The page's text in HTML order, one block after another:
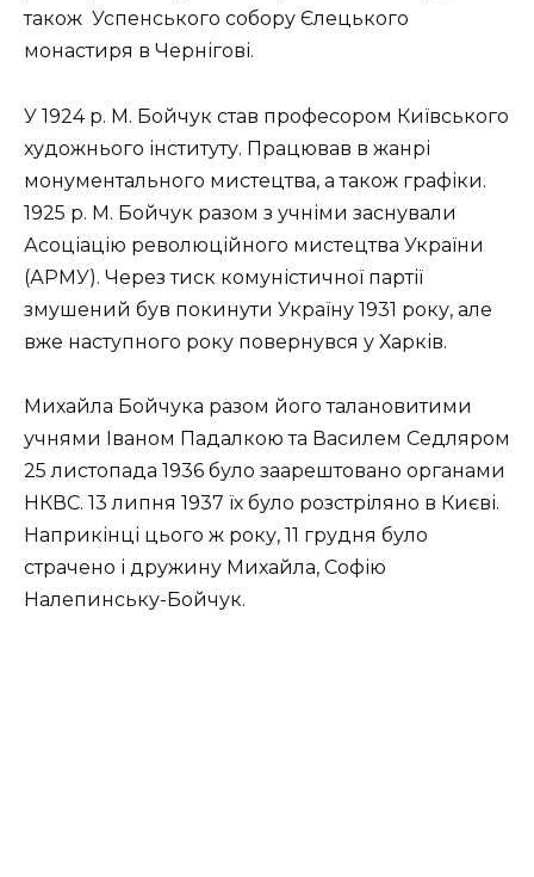
також Успенського собору Єлецького
монастиря в Чернігові.
У 1924 р. М. Бойчук став професором Київського
художнього інституту. Працював в жанрі
монументального мистецтва, а також графіки.
1925 р. М. Бойчук разом з учніми заснували
Асоціацію революційного мистецтва України
(АРМУ). Через тиск комуністичної партії
змушений був покинути Україну 1931 року, але
вже наступного року повернувся у Харків.
Михайла Бойчука разом його талановитими
учнями Іваном Падалкою та Василем Седляром
25 листопада 1936 було заарештовано органами
НКВС. 13 липня 1937 їх було розстріляно в Києві.
Наприкінці цього ж року, 11 грудня було
страчено і дружину Михайла, Софію
Налепинську-Бойчук.